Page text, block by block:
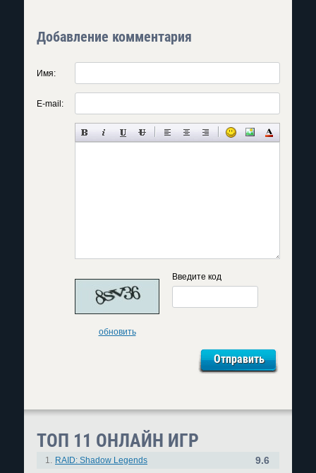
Добавление комментария
Имя:
E-mail:
обновить
Введите код
ТОП 11 ОНЛАЙН ИГР
1. RAID: Shadow Legends 9.6